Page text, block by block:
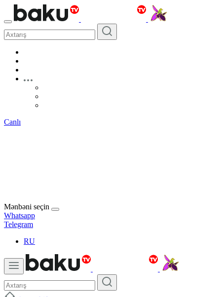
Canlı
Mənbəni seçin
Whatsapp
Telegram
RU